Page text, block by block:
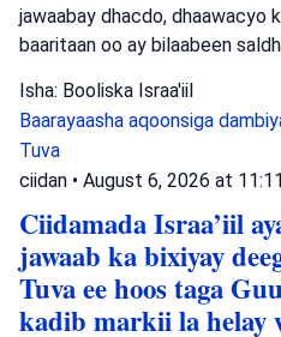
jawaabay dhacdo, dhaawacyo
baaritaan oo ay bilaabeen
Isha: Booliska Israa'iil
Baarayaasha aqoonsiga
Tuva
ciidan • August 6, 2026 at
Ciidamada Israa’iil
jawaab ka bixiyay
Tuva ee hoos taga
kadib markii la helay